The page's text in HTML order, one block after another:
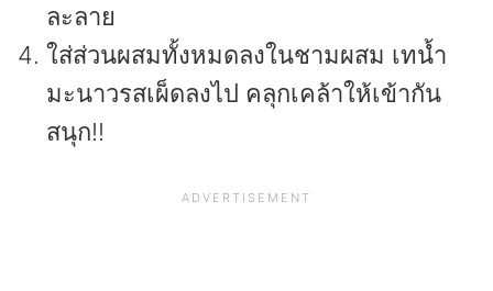
ละลาย
ใส่ส่วนผสมทั้งหมดลงในชามผสม เทน้ำ
มะนาวรสเผ็ดลงไป คลุกเคล้าให้เข้ากัน
สนุก!!